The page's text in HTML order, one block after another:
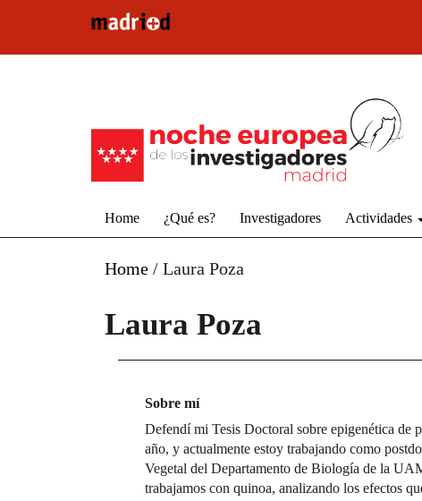
Home ¿Qué es? Investigadores Actividades
Home / Laura Poza
Laura Poza
Sobre mí
Defendí mi Tesis Doctoral sobre epigenética de
año, y actualmente estoy trabajando como
Vegetal del Departamento de Biología de la
trabajamos con quinoa, analizando los efectos